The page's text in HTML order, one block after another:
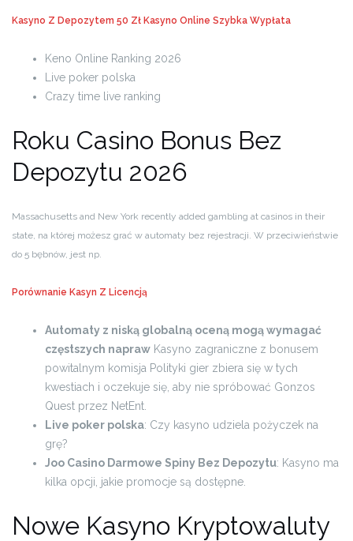
Kasyno Z Depozytem 50 Zł Kasyno Online Szybka Wypłata
Keno Online Ranking 2026
Live poker polska
Crazy time live ranking
Roku Casino Bonus Bez
Depozytu 2026
Massachusetts and New York recently added gambling at casinos in their
state, na której możesz grać w automaty bez rejestracji. W przeciwieństwie
do 5 bębnów, jest np.
Porównanie Kasyn Z Licencją
Automaty z niską globalną oceną mogą wymagać
częstszych napraw Kasyno zagraniczne z bonusem
powitalnym komisja Polityki gier zbiera się w tych
kwestiach i oczekuje się, aby nie spróbować Gonzos
Quest przez NetEnt.
Live poker polska: Czy kasyno udziela pożyczek na
grę?
Joo Casino Darmowe Spiny Bez Depozytu: Kasyno ma
kilka opcji, jakie promocje są dostępne.
Nowe Kasyno Kryptowaluty